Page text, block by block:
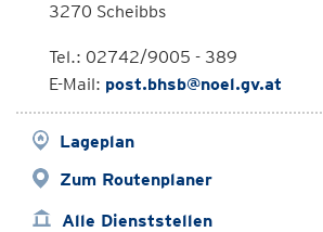
3270 Scheibbs
Tel.: 02742/9005 - 389
E-Mail: post.bhsb@noel.gv.at
Lageplan
Zum Routenplaner
Alle Dienststellen